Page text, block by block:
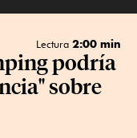
Lectura 2:00 min
podría
sobre